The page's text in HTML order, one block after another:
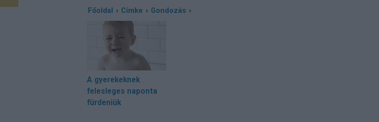
Főoldal › Címke › Gondozás ›
A gyerekeknek
felesleges naponta
fürdeniük